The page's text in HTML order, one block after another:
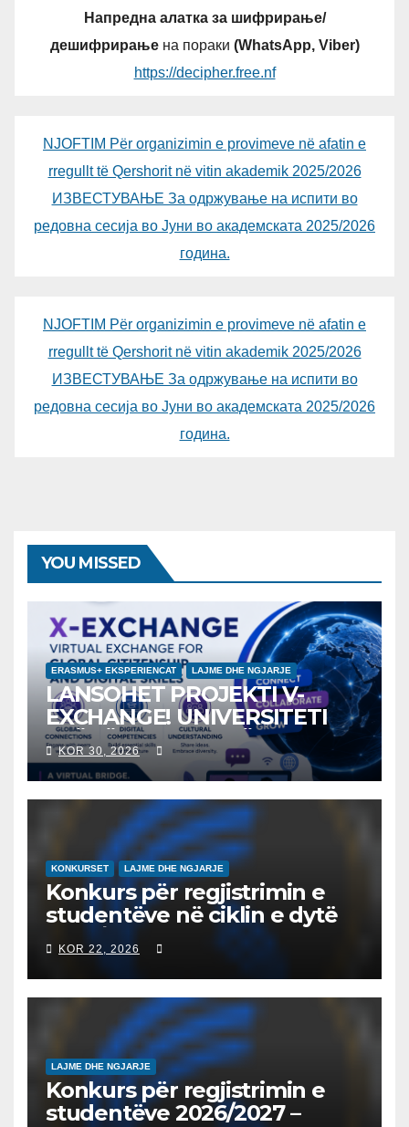
Напредна алатка за шифрирање/
дешифрирањена пораки (WhatsApp, Viber)
https://decipher.free.nf
NJOFTIM Për organizimin e provimeve në afatin e
rregullt të Qershorit në vitin akademik 2025/2026
ИЗВЕСТУВАЊЕ За одржување на испити во
редовна сесија во Јуни во академската 2025/2026
година.
NJOFTIM Për organizimin e provimeve në afatin e
rregullt të Qershorit në vitin akademik 2025/2026
ИЗВЕСТУВАЊЕ За одржување на испити во
редовна сесија во Јуни во академската 2025/2026
година.
YOU MISSED
ERASMUS+ EKSPERIENCAT LAJME DHE NGJARJE
LANSOHET PROJEKTI V-
EXCHANGE! UNIVERSITETI
“NËNË TEREZA” NË SHKUP
UDHËHEQ NISMËN
NDËRKOMBËTARE PËR
EDUKIMIN DIGJITAL DHE
QYTETARINË GLOBALE
KOR 30, 2026
KONKURSET LAJME DHE NGJARJE
Konkurs për regjistrimin e
studentëve në ciklin e dytë
2026/2027 – Конкурс за
запишување на студенти
на втор циклус студии за
2026/2027
KOR 22, 2026
LAJME DHE NGJARJE
Konkurs për regjistrimin e
studentëve 2026/2027 –